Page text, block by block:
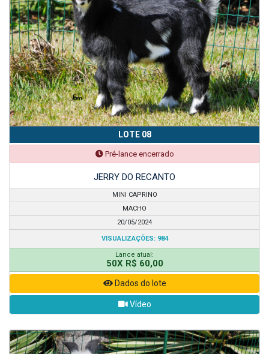
LOTE 08
Pré-lance encerrado
JERRY DO RECANTO
MINI CAPRINO
MACHO
20/05/2024
VISUALIZAÇÕES: 984
Lance atual:
50X R$ 60,00
Dados do lote
Vídeo